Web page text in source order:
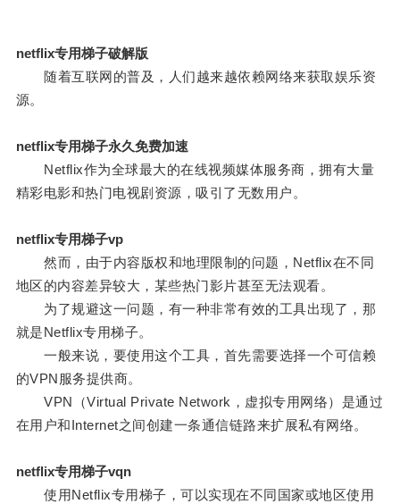
netflix专用梯子破解版
随着互联网的普及，人们越来越依赖网络来获取娱乐资
源。
netflix专用梯子永久免费加速
Netflix作为全球最大的在线视频媒体服务商，拥有大量
精彩电影和热门电视剧资源，吸引了无数用户。
netflix专用梯子vp
然而，由于内容版权和地理限制的问题，Netflix在不同
地区的内容差异较大，某些热门影片甚至无法观看。
为了规避这一问题，有一种非常有效的工具出现了，那
就是Netflix专用梯子。
一般来说，要使用这个工具，首先需要选择一个可信赖
的VPN服务提供商。
VPN（Virtual Private Network，虚拟专用网络）是通过
在用户和Internet之间创建一条通信链路来扩展私有网络。
netflix专用梯子vqn
使用Netflix专用梯子，可以实现在不同国家或地区使用